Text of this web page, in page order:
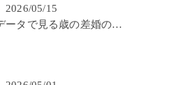
2026/05/15
データで見る歳の差婚の確率の低さ。